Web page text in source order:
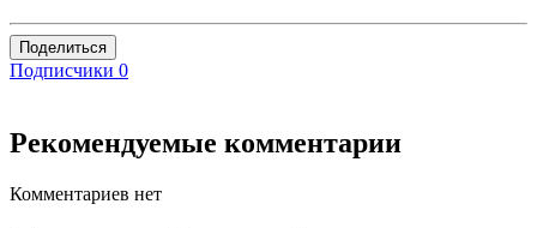
Поделиться
Подписчики 0
Рекомендуемые комментарии
Комментариев нет